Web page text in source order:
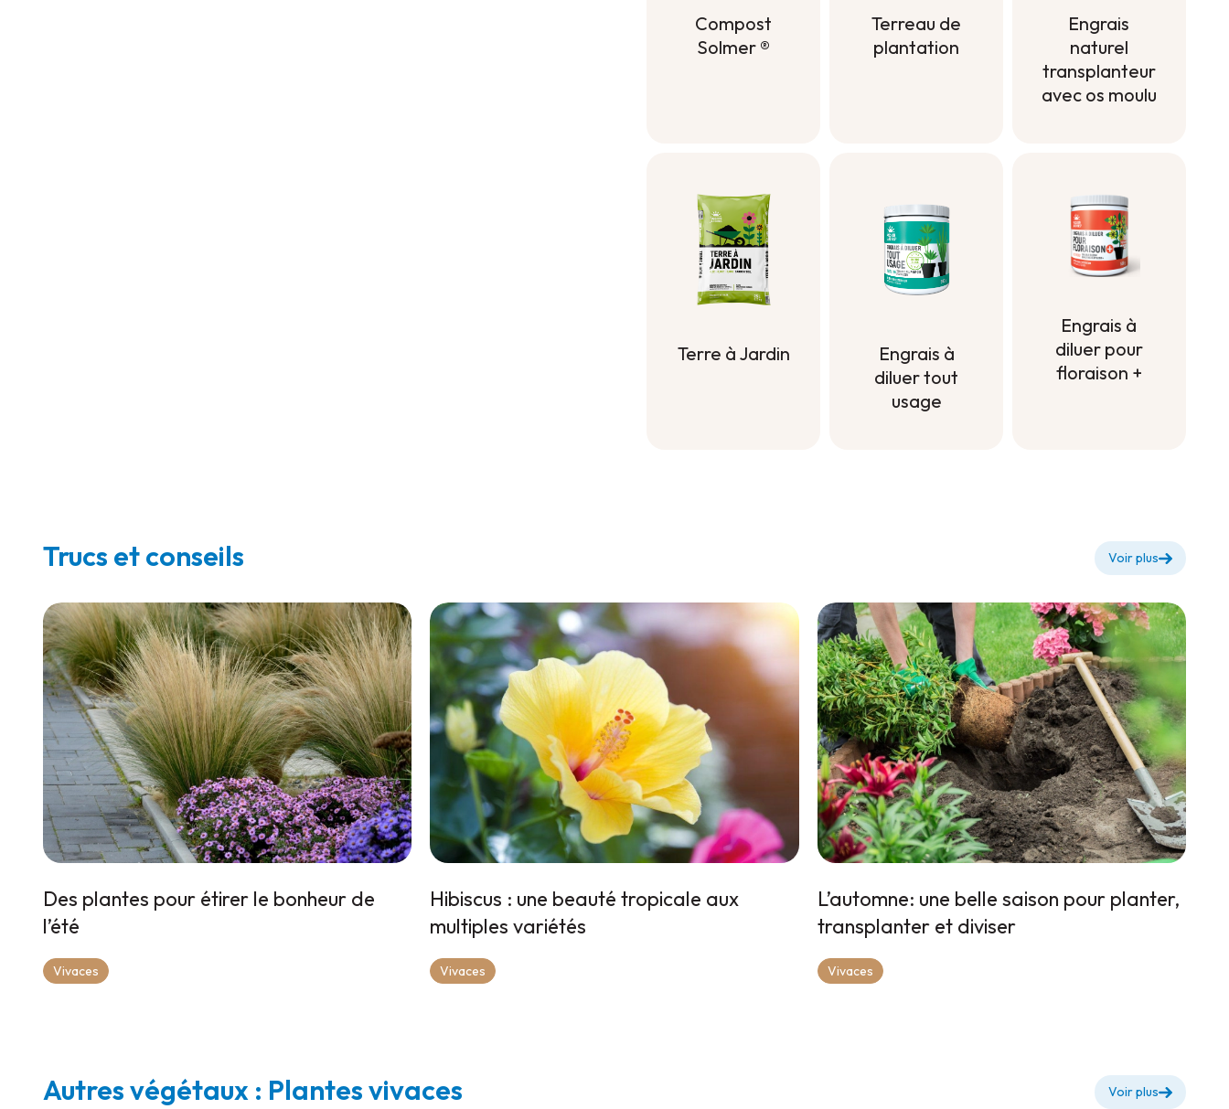
Compost
Solmer ®
Terreau de
plantation
Engrais
naturel
transplanteur
avec os moulu
avec os moulu
Terre à Jardin
Engrais à
diluer tout
usage
Engrais à
diluer pour
floraison +
Trucs et conseils Voir plus
Des plantes pour étirer le bonheur de
l’été
Vivaces
Hibiscus : une beauté tropicale aux
multiples variétés
Vivaces
L’automne: une belle saison pour planter,
transplanter et diviser
Vivaces
Autres végétaux : Plantes vivaces Voir plus